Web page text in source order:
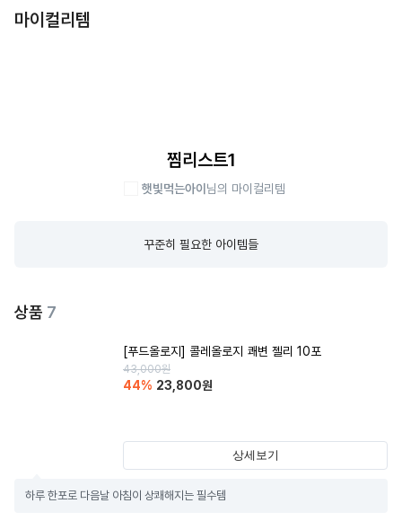
마이컬리템
찜리스트1
햇빛먹는아이 님의 마이컬리템
꾸준히 필요한 아이템들
상품 7
[푸드올로지] 콜레올로지 쾌변 젤리 10포
43,000원
44% 23,800원
상세보기
하루 한포로 다음날 아침이 상쾌해지는 필수템